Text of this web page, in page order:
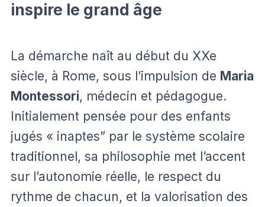
inspire le grand âge
La démarche naît au début du XXe
siècle, à Rome, sous l’impulsion de Maria
Montessori, médecin et pédagogue.
Initialement pensée pour des enfants
jugés « inaptes” par le système scolaire
traditionnel, sa philosophie met l’accent
sur l’autonomie réelle, le respect du
rythme de chacun, et la valorisation des